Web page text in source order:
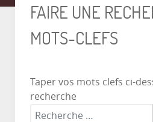
FAIRE UNE
MOTS-CLEFS
Taper vos mots clefs ci-
recherche